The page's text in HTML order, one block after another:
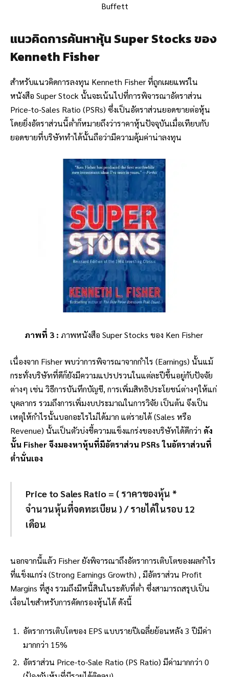
Buffett
แนวคิดการค้นหาหุ้น Super Stocks ของ
Kenneth Fisher
สำหรับแนวคิดการลงทุน Kenneth Fisher ที่ถูกเผยแพร่ใน
หนังสือ Super Stock นั้นจะเน้นไปที่การพิจารณาอัตราส่วน
Price-to-Sales Ratio (PSRs) ซึ่งเป็นอัตราส่วนยอดขายต่อหุ้น
โดยยิ่งอัตราส่วนนี้ต่ำก็หมายถึงว่าราคาหุ้นปัจจุบันเมื่อเทียบกับ
ยอดขายที่บริษัททำได้นั้นถือว่ามีความคุ้มค่าน่าลงทุน
ภาพที่ 3 : ภาพหนังสือ Super Stocks ของ Ken Fisher
เนื่องจาก Fisher พบว่าการพิจารณาจากกำไร (Earnings) นั้นแม้
กระทั่งบริษัทที่ดีก็ยังมีความแปรปรวนในแต่ละปีขึ้นอยู่กับปัจจัย
ต่างๆ เช่น วิธีการบันทึกบัญชี, การเพิ่มสิทธิประโยชน์ต่างๆให้แก่
บุคลากร รวมถึงการเพิ่มงบประมาณในการวิจัย เป็นต้น จึงเป็น
เหตุให้กำไรนั้นบอกอะไรไม่ได้มาก แต่รายได้ (Sales หรือ
Revenue) นั้นเป็นตัวบ่งชี้ความแข็งแกร่งของบริษัทได้ดีกว่า ดัง
นั้น Fisher จึงมองหาหุ้นที่มีอัตราส่วน PSRs ในอัตราส่วนที่
ต่ำนั่นเอง
Price to Sales Ratio = ( ราคาของหุ้น *
จำนวนหุ้นที่จดทะเบียน ) / รายได้ในรอบ 12
เดือน
นอกจากนี้แล้ว Fisher ยังพิจารณาถึงอัตราการเติบโตของผลกำไร
ที่แข็งแกร่ง (Strong Earnings Growth) , มีอัตราส่วน Profit
Margins ที่สูง รวมถึงมีหนี้สินในระดับที่ต่ำ ซึ่งสามารถสรุปเป็น
เงื่อนไขสำหรับการคัดกรองหุ้นได้ ดังนี้
อัตราการเติบโตของ EPS แบบรายปีเฉลี่ยย้อนหลัง 3 ปีมีค่า
มากกว่า 15%
อัตราส่วน Price-to-Sale Ratio (PS Ratio) มีค่ามากกว่า 0